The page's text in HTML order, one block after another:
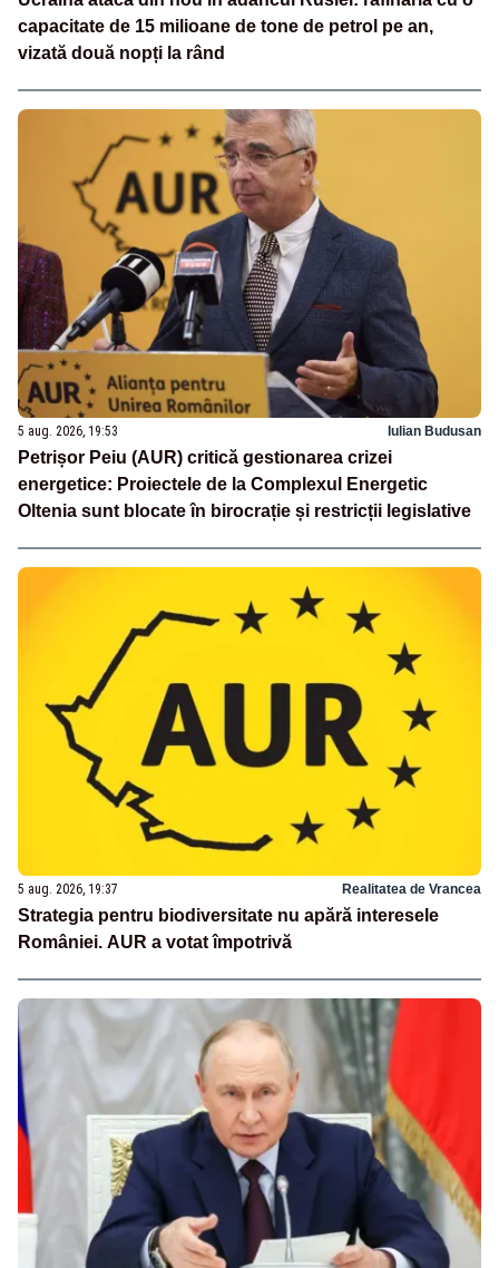
capacitate de 15 milioane de tone de petrol pe an,
vizată două nopți la rând
5 aug. 2026, 19:53 Iulian Budusan
Petrișor Peiu (AUR) critică gestionarea crizei
energetice: Proiectele de la Complexul Energetic
Oltenia sunt blocate în birocrație și restricții legislative
5 aug. 2026, 19:37 Realitatea de Vrancea
Strategia pentru biodiversitate nu apără interesele
României. AUR a votat împotrivă